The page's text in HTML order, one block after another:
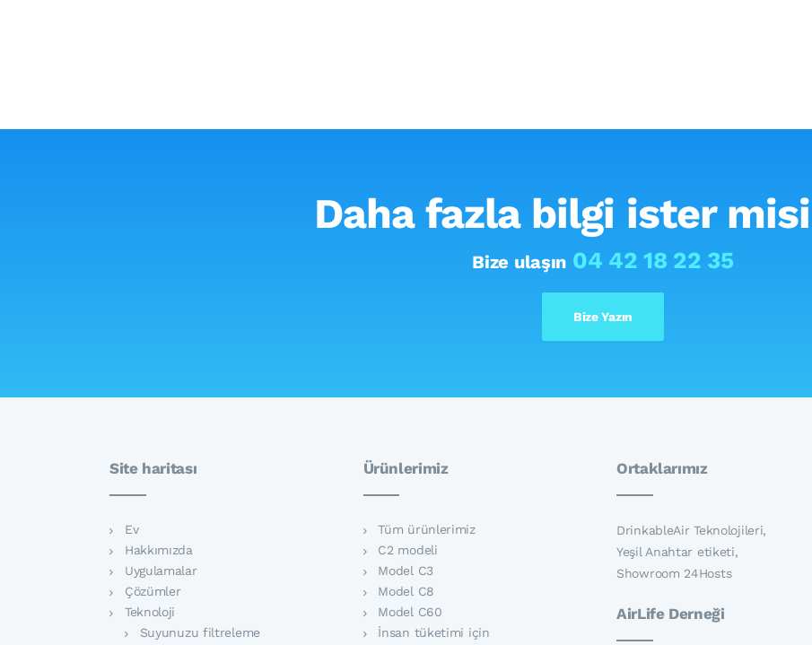
Daha fazla bilgi ister
Bize ulaşın 04 42 18 22 35
Bize Yazın
Site haritası
Ev
Hakkımızda
Uygulamalar
Çözümler
Teknoloji
Suyunuzu filtreleme
Ürünlerimiz
Tüm ürünlerimiz
C2 modeli
Model C3
Model C8
Model C60
İnsan tüketimi için
Ortaklarımız
DrinkableAir Teknolojileri,
Yeşil Anahtar etiketi,
Showroom 24Hosts
AirLife Derneği